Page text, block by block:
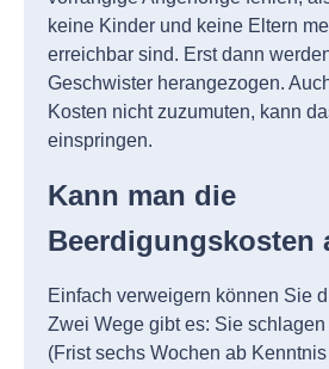
keine Kinder und keine Eltern
erreichbar sind. Erst dann
Geschwister herangezogen.
Kosten nicht zuzumuten, kann
einspringen.
Kann man die
Beerdigungskosten
Einfach verweigern können Sie
Zwei Wege gibt es: Sie
(Frist sechs Wochen ab